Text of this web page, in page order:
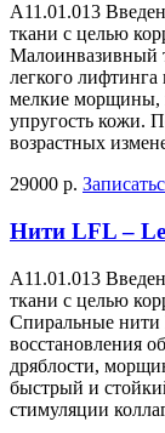
A11.01.013
ткани с целью
Малоинвазивный
легкого лифтинга
мелкие морщины,
упругость кожи.
возрастных
29000 р.
Нити LFL –
A11.01.013
ткани с целью
Спиральные нити
восстановления
дряблости,
быстрый и
стимуляции